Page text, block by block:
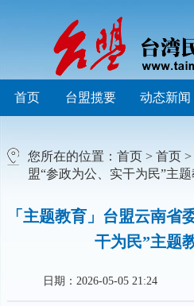
首页 台盟揽要 动态新闻
您所在的位置： 首页> 首页>
盟“参政为公、实干为民”主
「主题教育」台盟云南省
干为民”主题
日期：2026-05-05 21:24